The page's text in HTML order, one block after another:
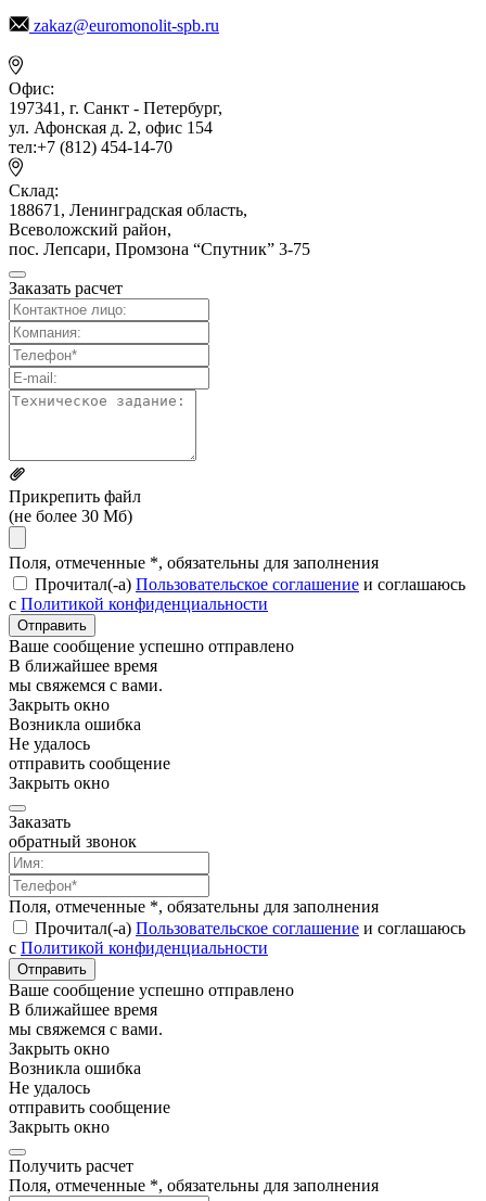
zakaz@euromonolit-spb.ru
Офис:
197341, г. Санкт - Петербург,
ул. Афонская д. 2, офис 154
тел:+7 (812) 454-14-70
Склад:
188671, Ленинградская область,
Всеволожский район,
пос. Лепсари, Промзона “Спутник” 3-75
Заказать расчет
Прикрепить файл
(не более 30 Мб)
Поля, отмеченные *, обязательны для заполнения
Прочитал(-а) Пользовательское соглашение и соглашаюсь
с Политикой конфиденциальности
Отправить
Ваше сообщение успешно отправлено
В ближайшее время
мы свяжемся с вами.
Закрыть окно
Возникла ошибка
Не удалось
отправить сообщение
Закрыть окно
Заказать
обратный звонок
Поля, отмеченные *, обязательны для заполнения
Прочитал(-а) Пользовательское соглашение и соглашаюсь
с Политикой конфиденциальности
Отправить
Ваше сообщение успешно отправлено
В ближайшее время
мы свяжемся с вами.
Закрыть окно
Возникла ошибка
Не удалось
отправить сообщение
Закрыть окно
Получить расчет
Поля, отмеченные *, обязательны для заполнения